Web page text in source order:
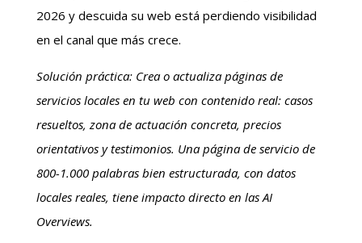
2026 y descuida su web está perdiendo visibilidad
en el canal que más crece.
Solución práctica: Crea o actualiza páginas de
servicios locales en tu web con contenido real: casos
resueltos, zona de actuación concreta, precios
orientativos y testimonios. Una página de servicio de
800-1.000 palabras bien estructurada, con datos
locales reales, tiene impacto directo en las AI
Overviews.